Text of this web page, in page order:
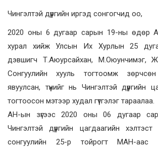
Чингэлтэй дүүргийн иргэд сонгогчид оо,
2020 оны 6 дугаар сарын 19-ны өдөр
хурал хийж Улсын Их Хурлын 25
дэвшигч Т.Аюурсайхан, М.Оюунчимэг,
Сонгуулийн хууль тогтоомж
явуулсан, түүнийг нь Чингэлтэй дүүргийн
тогтоосон мэтээр худал гүтгэлэг тараалаа.
АН-ын зүгээс 2020 оны 06 дугаар
Чингэлтэй дүүргийн цагдаагийн
сонгуулийн 25-р тойрогт МАН-аас